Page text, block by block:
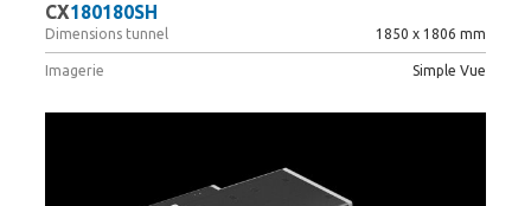
CX180180SH
Dimensions tunnel 1850 x 1806 mm
Imagerie Simple Vue